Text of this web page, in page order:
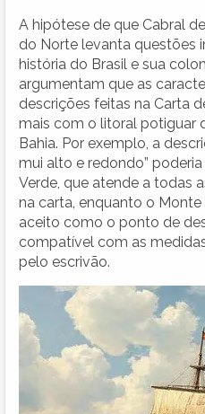
A hipótese de que Cabral
do Norte levanta questões
história do Brasil e sua
argumentam que as
descrições feitas na Carta
mais com o litoral potiguar
Bahia. Por exemplo, a
mui alto e redondo”
Verde, que atende a todas
na carta, enquanto o
aceito como o ponto de
compatível com as
pelo escrivão.